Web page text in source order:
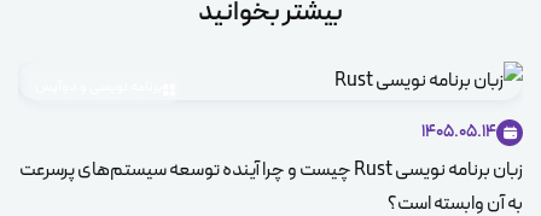
بیشتر بخوانید
1405.05.14
زبان برنامه نویسی Rust چیست و چرا آینده توسعه سیستم‌های پرسرعت
به آن وابسته است؟